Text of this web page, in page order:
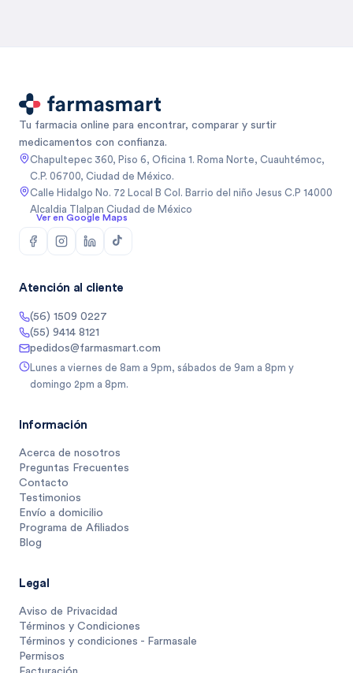
Tu farmacia online para encontrar, comparar y surtir
medicamentos con confianza.
Chapultepec 360, Piso 6, Oficina 1. Roma Norte, Cuauhtémoc,
C.P. 06700, Ciudad de México.
Calle Hidalgo No. 72 Local B Col. Barrio del niño Jesus C.P 14000
Alcaldia Tlalpan Ciudad de México
Ver en Google Maps
Atención al cliente
(56) 1509 0227
(55) 9414 8121
pedidos@farmasmart.com
Lunes a viernes de 8am a 9pm, sábados de 9am a 8pm y
domingo 2pm a 8pm.
Información
Acerca de nosotros
Preguntas Frecuentes
Contacto
Testimonios
Envío a domicilio
Programa de Afiliados
Blog
Legal
Aviso de Privacidad
Términos y Condiciones
Términos y condiciones - Farmasale
Permisos